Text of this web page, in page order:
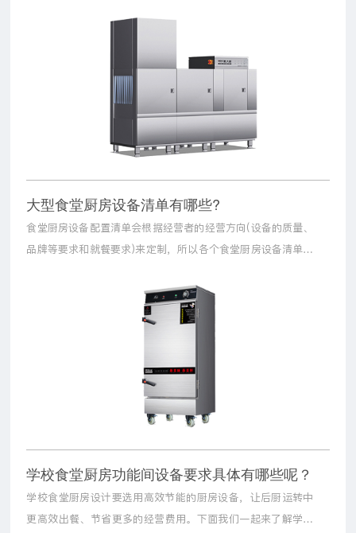
品质离不开好的厨房，那在连锁餐饮厨房的设计中又有哪些注
大型食堂厨房设备清单有哪些?
食堂厨房设备配置清单会根据经营者的经营方向(设备的质量、
品牌等要求和就餐要求)来定制，所以各个食堂厨房设备清单不
纳了一个大型食堂厨房设备明细，我们一起来看看吧。
学校食堂厨房功能间设备要求具体有哪些呢？
学校食堂厨房设计要选用高效节能的厨房设备，让后厨运转中
更高效出餐、节省更多的经营费用。下面我们一起来了解学校